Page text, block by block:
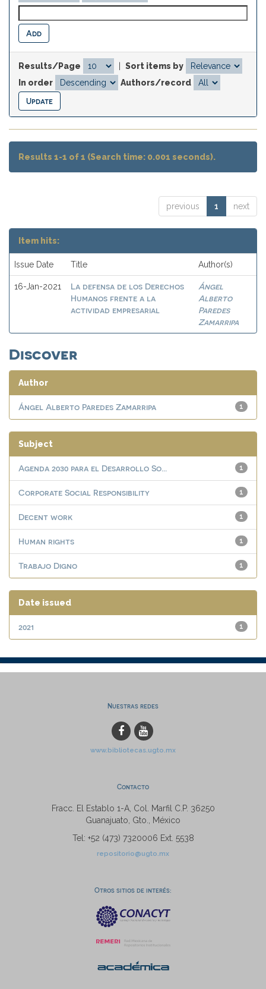
Results/Page
Sort items by
In order
Authors/record
Results 1-1 of 1 (Search time: 0.001 seconds).
previous 1 next
Item hits:
Issue Date Title Author(s)
16-Jan-2021
La defensa de los Derechos
Humanos frente a la
actividad empresarial
Ángel
Alberto
Paredes
Zamarripa
Discover
Author
1
Ángel Alberto Paredes Zamarripa
Subject
1
Agenda 2030 para el Desarrollo So...
1
Corporate Social Responsibility
1
Decent work
1
Human rights
1
Trabajo Digno
Date issued
1
2021
Nuestras redes
www.bibliotecas.ugto.mx
Contacto
Fracc. El Establo 1-A, Col. Marfil C.P. 36250
Guanajuato, Gto., México
Tel: +52 (473) 7320006 Ext. 5538
repositorio@ugto.mx
Otros sitios de interés: